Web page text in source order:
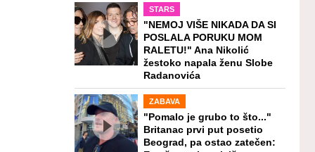
STARS
"NEMOJ VIŠE NIKADA DA SI
POSLALA PORUKU MOM
RALETU!" Ana Nikolić
žestoko napala ženu Slobe
Radanovića
ZABAVA
"Pomalo je grubo to što..."
Britanac prvi put posetio
Beograd, pa ostao zatečen: